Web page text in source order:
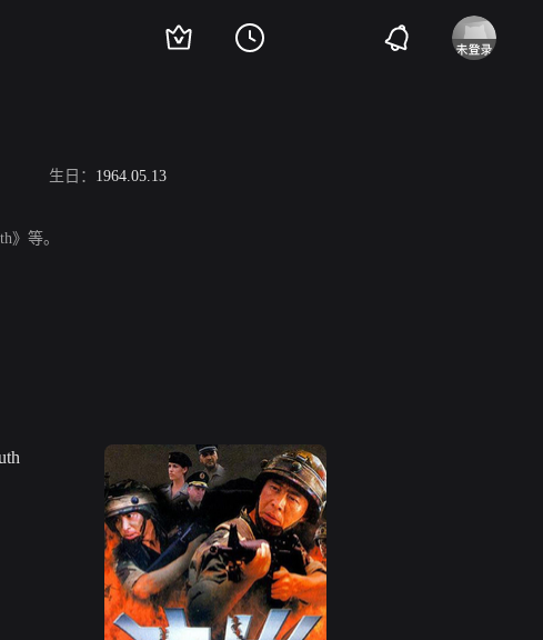
生日： 1964.05.13
》等。